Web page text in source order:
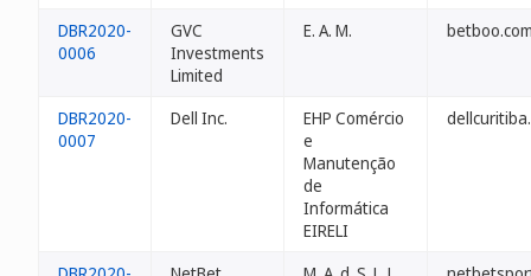
DBR2020-
0006
GVC
Investments
Limited
E. A. M.
DBR2020-
0007
Dell Inc.
EHP Comércio
e
Manutenção
de
Informática
EIRELI